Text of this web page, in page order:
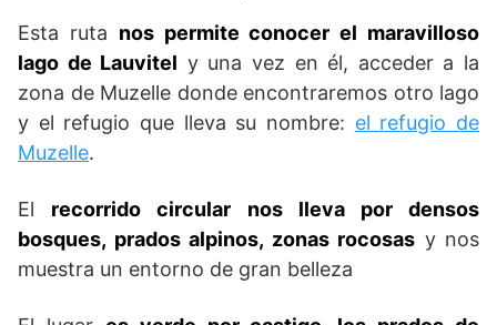
Esta ruta nos permite conocer el maravilloso
lago de Lauvitel y una vez en él, acceder a la
zona de Muzelle donde encontraremos otro lago
y el refugio que lleva su nombre: el refugio de
Muzelle.
El recorrido circular nos lleva por densos
bosques, prados alpinos, zonas rocosas y nos
muestra un entorno de gran belleza